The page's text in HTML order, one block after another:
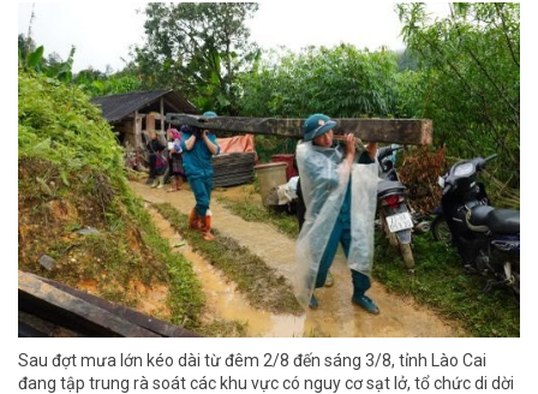
Sau đợt mưa lớn kéo dài từ đêm 2/8 đến sáng 3/8, tỉnh Lào Cai
đang tập trung rà soát các khu vực có nguy cơ sạt lở, tổ chức di dời